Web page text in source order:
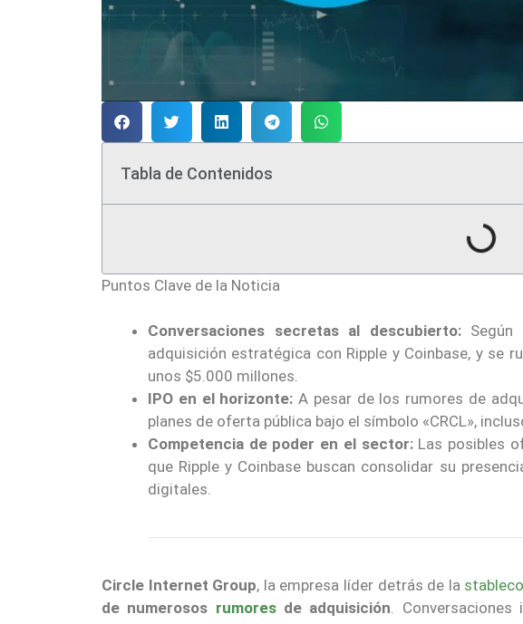
Tabla de Contenidos
Puntos Clave de la Noticia
Conversaciones secretas al descubierto:Según
adquisición estratégica con Ripple y Coinbase, y se
unos $5.000 millones.
IPO en el horizonte: A pesar de los rumores de
planes de oferta pública bajo el símbolo «CRCL»,
Competencia de poder en el sector:Las posibles
que Ripple y Coinbase buscan consolidar su
digitales.
Circle Internet Group, la empresa líder detrás de la
de numerosos rumoresde adquisición.